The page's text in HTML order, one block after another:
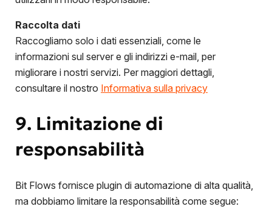
Raccolta dati
Raccogliamo solo i dati essenziali, come le
informazioni sul server e gli indirizzi e-mail, per
migliorare i nostri servizi. Per maggiori dettagli,
consultare il nostro Informativa sulla privacy
9. Limitazione di
responsabilità
Bit Flows fornisce plugin di automazione di alta qualità,
ma dobbiamo limitare la responsabilità come segue: